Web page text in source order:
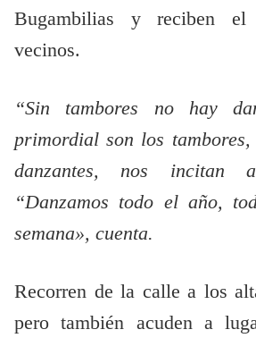
Bugambilias y reciben
vecinos.
“Sin tambores no hay
primordial son los
danzantes, nos
“Danzamos todo el año,
semana», cuenta.
Recorren de la calle a los
pero también acuden a